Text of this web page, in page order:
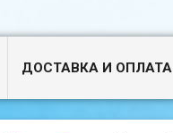
ДОСТАВКА И ОПЛАТА